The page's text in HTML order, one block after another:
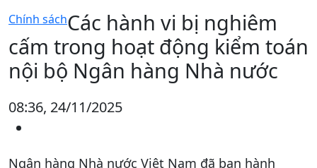
Chính sáchCác hành vi bị nghiêm
cấm trong hoạt động kiểm toán
nội bộ Ngân hàng Nhà nước
08:36, 24/11/2025
Ngân hàng Nhà nước Việt Nam đã ban hành